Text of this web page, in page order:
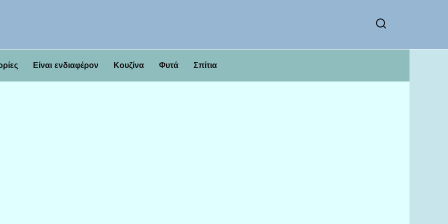
Είναι ενδιαφέρον Κουζίνα Φυτά Σπίτια